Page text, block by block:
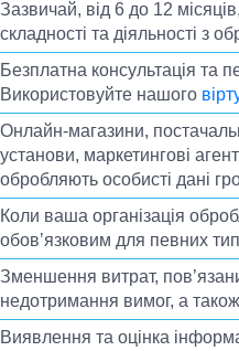
практики
дотримання вимог
Зазвичай, від 6 до 12
складності та діяльності з
Безплатна консультація та
Використовуйте нашого
Онлайн-магазини,
установи, маркетингові
обробляють особисті дані
Коли ваша організація
обов’язковим для певних
Зменшення витрат,
недотримання вимог, а
Виявлення та оцінка